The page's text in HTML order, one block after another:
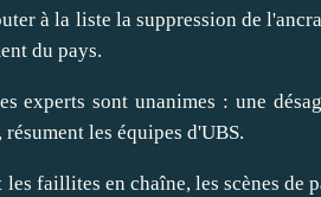
à la liste la suppression de
du pays.
experts sont unanimes : une
, résument les équipes d'UBS.
faillites en chaîne, les scènes de